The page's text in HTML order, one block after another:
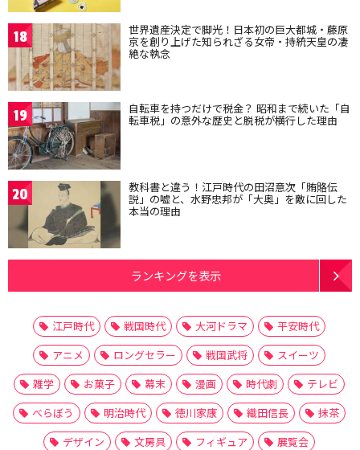
18 世界遺産決定で脚光！日本初の巨大都城・藤原
京を創り上げた知られざる女帝・持統天皇の凄
絶な執念
19 自転車を持つだけで税金？ 昭和まで続いた「自
転車税」の意外な歴史と脱税が横行した理由
20 教科書と違う！江戸時代の田沼意次「賄賂伝
説」の嘘と、水野忠邦が「大奥」を敵に回した
本当の理由
ランキングを表示
江戸時代 戦国時代 大河ドラマ
平安時代
アニメ
ロングセラー 戦国武将
スイーツ
雑学
お菓子 幕末 漫画 時代劇
テレビ
べらぼう
明治時代 徳川家康 織田信長
抹茶
デザイン
文房具 フィギュア
展覧会